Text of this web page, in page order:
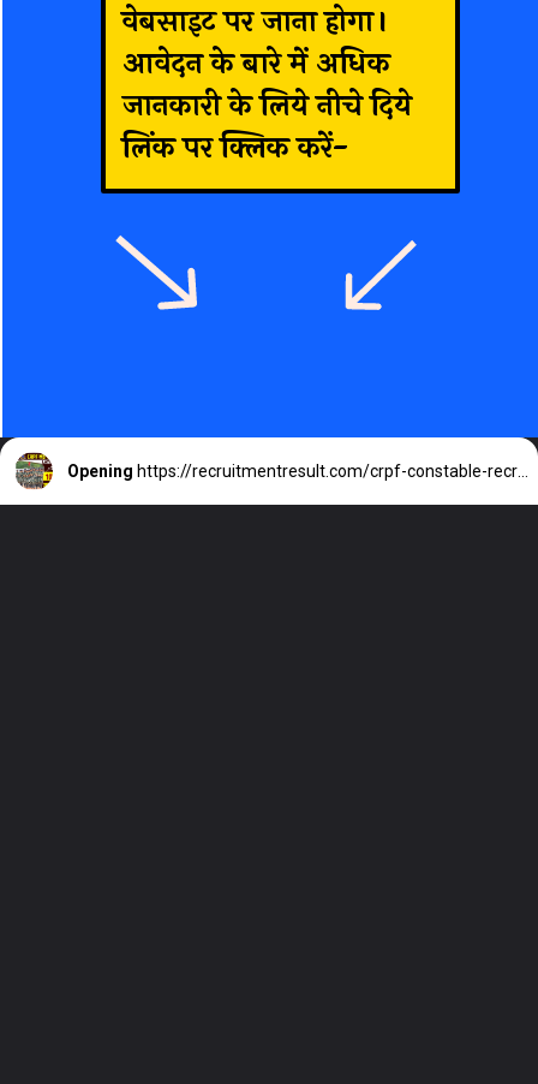
वेबसाइट पर जाना होगा।
आवेदन के बारे में अधिक
जानकारी के लिये नीचे दिये
लिंक पर क्लिक करें-
Opening https://recruitmentresult.com/crpf-constable-recruitment-2023/